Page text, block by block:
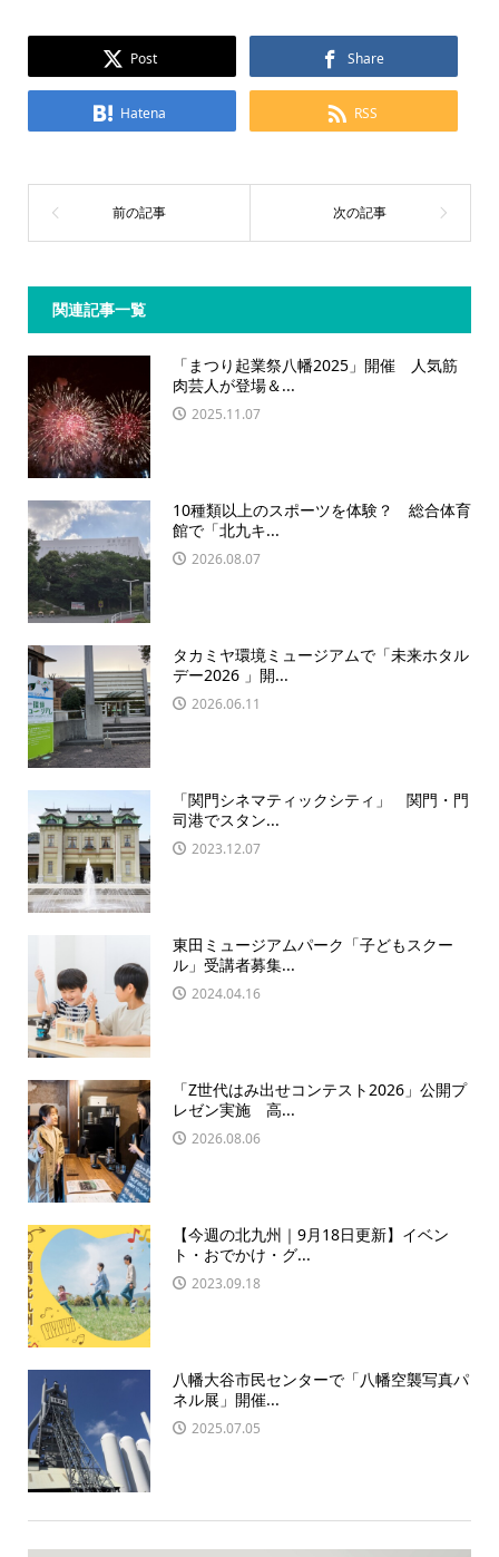
Post Share
Hatena RSS
関連記事一覧
「まつり起業祭八幡2025」開催 人気筋
肉芸人が登場＆...
2025.11.07
10種類以上のスポーツを体験？ 総合体育
館で「北九キ...
2026.08.07
タカミヤ環境ミュージアムで「未来ホタル
デー2026 」開...
2026.06.11
「関門シネマティックシティ」 関門・門
司港でスタン...
2023.12.07
東田ミュージアムパーク「子どもスクー
ル」受講者募集...
2024.04.16
「Z世代はみ出せコンテスト2026」公開プ
レゼン実施 高...
2026.08.06
【今週の北九州｜9月18日更新】イベン
ト・おでかけ・グ...
2023.09.18
八幡大谷市民センターで「八幡空襲写真パ
ネル展」開催...
2025.07.05